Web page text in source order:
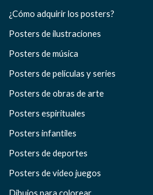
¿Cómo adquirir los posters?
Posters de ilustraciones
Posters de música
Posters de películas y series
Posters de obras de arte
Posters espirituales
Posters infantiles
Posters de deportes
Posters de video juegos
Dibujos para colorear